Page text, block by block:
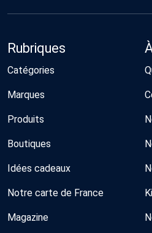
Rubriques
Catégories
Marques
Produits
Boutiques
Idées cadeaux
Notre carte de France
Magazine